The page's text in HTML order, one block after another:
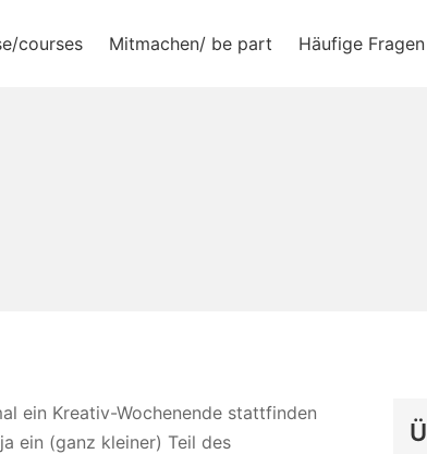
courses Mitmachen/ be part Häufige
ein Kreativ-Wochenende stattfinden
ein (ganz kleiner) Teil des